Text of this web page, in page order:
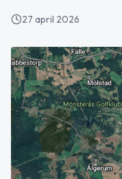
27 april 2026